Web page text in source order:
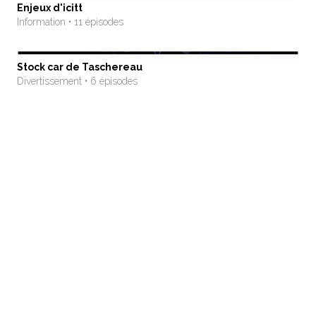
Enjeux d'icitt
Information • 11 épisodes
Stock car de Taschereau
Divertissement • 6 épisodes